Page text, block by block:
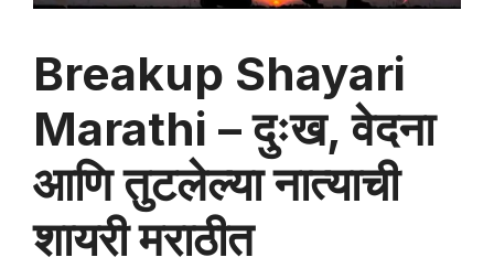
Breakup Shayari
Marathi – दुःख, वेदना
आणि तुटलेल्या नात्याची
शायरी मराठीत